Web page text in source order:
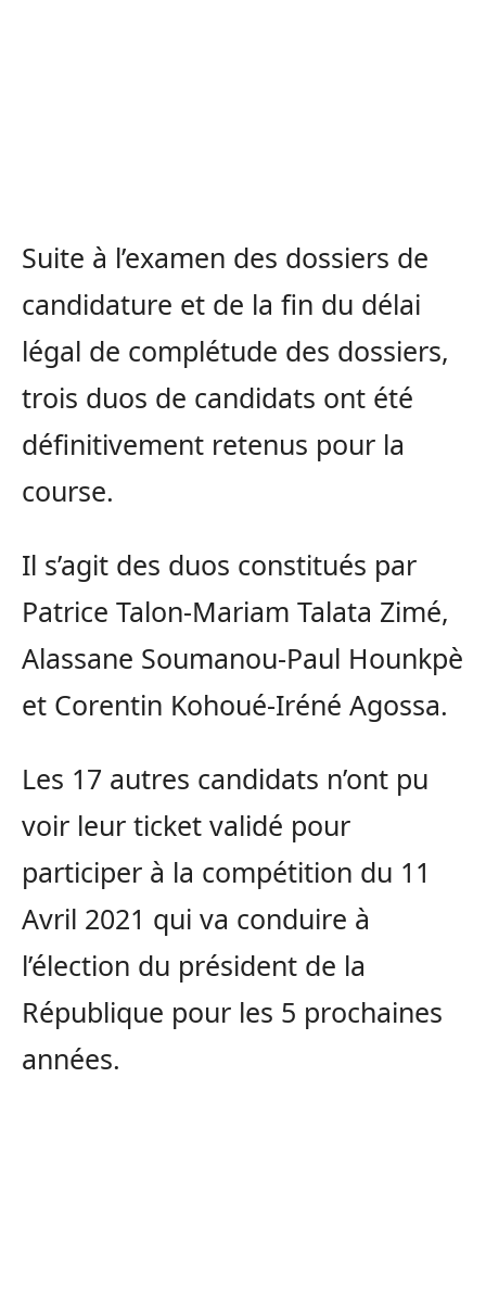
Suite à l’examen des dossiers de
candidature et de la fin du délai
légal de complétude des dossiers,
trois duos de candidats ont été
définitivement retenus pour la
course.
Il s’agit des duos constitués par
Patrice Talon-Mariam Talata Zimé,
Alassane Soumanou-Paul Hounkpè
et Corentin Kohoué-Iréné Agossa.
Les 17 autres candidats n’ont pu
voir leur ticket validé pour
participer à la compétition du 11
Avril 2021 qui va conduire à
l’élection du président de la
République pour les 5 prochaines
années.